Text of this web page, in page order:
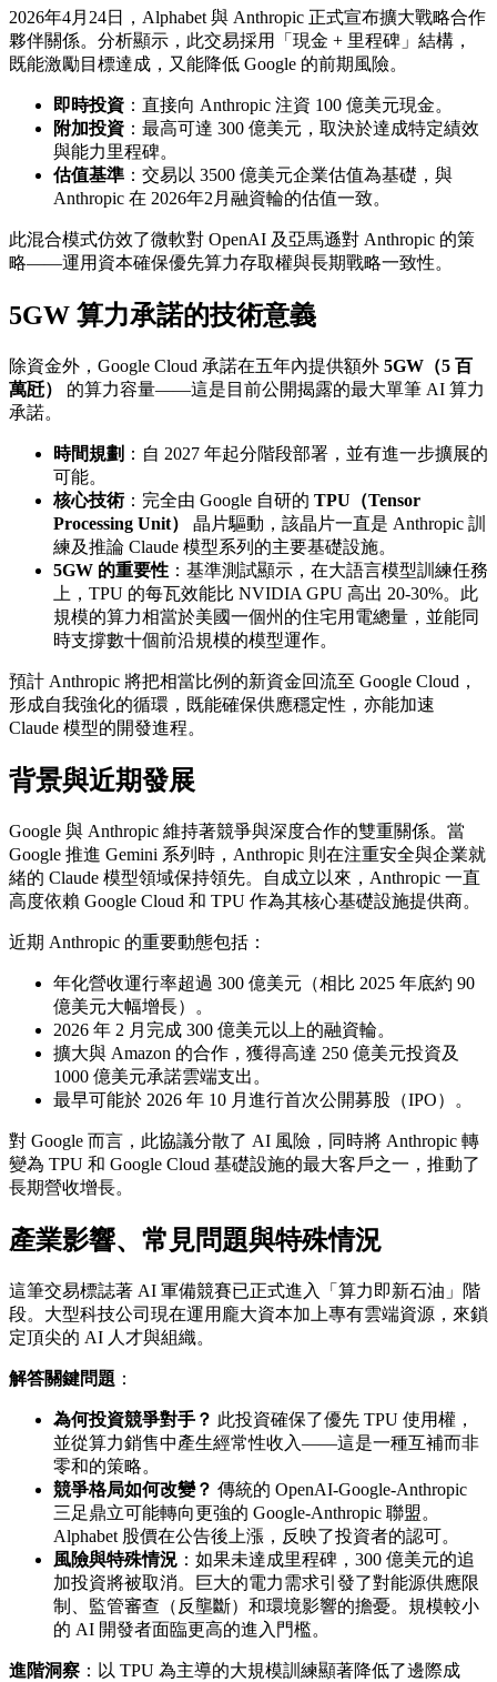
2026年4月24日，Alphabet 與 Anthropic 正式宣布擴大戰略合作
夥伴關係。分析顯示，此交易採用「現金 + 里程碑」結構，
既能激勵目標達成，又能降低 Google 的前期風險。
即時投資 ：直接向 Anthropic 注資 100 億美元現金。
附加投資 ：最高可達 300 億美元，取決於達成特定績效
與能力里程碑。
估值基準 ：交易以 3500 億美元企業估值為基礎，與
Anthropic 在 2026年2月融資輪的估值一致。
此混合模式仿效了微軟對 OpenAI 及亞馬遜對 Anthropic 的策
略——運用資本確保優先算力存取權與長期戰略一致性。
5GW 算力承諾的技術意義
除資金外，Google Cloud 承諾在五年內提供額外 5GW（5 百
萬瓩）
的算力容量——這是目前公開揭露的最大單筆 AI 算力
承諾。
時間規劃 ：自 2027 年起分階段部署，並有進一步擴展的
可能。
核心技術：完全由 Google 自研的 TPU（Tensor
Processing Unit）
晶片驅動，該晶片一直是 Anthropic 訓
練及推論 Claude 模型系列的主要基礎設施。
5GW 的重要性 ：基準測試顯示，在大語言模型訓練任務
上，TPU 的每瓦效能比 NVIDIA GPU 高出 20-30%。此
規模的算力相當於美國一個州的住宅用電總量，並能同
時支撐數十個前沿規模的模型運作。
預計 Anthropic 將把相當比例的新資金回流至 Google Cloud，
形成自我強化的循環，既能確保供應穩定性，亦能加速
Claude 模型的開發進程。
背景與近期發展
Google 與 Anthropic 維持著競爭與深度合作的雙重關係。當
Google 推進 Gemini 系列時，Anthropic 則在注重安全與企業就
緒的 Claude 模型領域保持領先。自成立以來，Anthropic 一直
高度依賴 Google Cloud 和 TPU 作為其核心基礎設施提供商。
近期 Anthropic 的重要動態包括：
年化營收運行率超過 300 億美元（相比 2025 年底約 90
億美元大幅增長）。
2026 年 2 月完成 300 億美元以上的融資輪。
擴大與 Amazon 的合作，獲得高達 250 億美元投資及
1000 億美元承諾雲端支出。
最早可能於 2026 年 10 月進行首次公開募股（IPO）。
對 Google 而言，此協議分散了 AI 風險，同時將 Anthropic 轉
變為 TPU 和 Google Cloud 基礎設施的最大客戶之一，推動了
長期營收增長。
產業影響、常見問題與特殊情況
這筆交易標誌著 AI 軍備競賽已正式進入「算力即新石油」階
段。大型科技公司現在運用龐大資本加上專有雲端資源，來鎖
定頂尖的 AI 人才與組織。
解答關鍵問題 ：
為何投資競爭對手？ 此投資確保了優先 TPU 使用權，
並從算力銷售中產生經常性收入——這是一種互補而非
零和的策略。
競爭格局如何改變？ 傳統的 OpenAI-Google-Anthropic
三足鼎立可能轉向更強的 Google-Anthropic 聯盟。
Alphabet 股價在公告後上漲，反映了投資者的認可。
風險與特殊情況 ：如果未達成里程碑，300 億美元的追
加投資將被取消。巨大的電力需求引發了對能源供應限
制、監管審查（反壟斷）和環境影響的擔憂。規模較小
的 AI 開發者面臨更高的進入門檻。
進階洞察 ：以 TPU 為主導的大規模訓練顯著降低了邊際成